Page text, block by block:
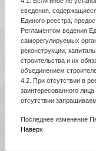
сведения,
Единого реестра,
Регламентом ведения
саморегулируемых
реконструкции,
строительства и их
объединением
4.2. При отсутствии в
заинтересованного
отсутствии
Последнее изменение
Наверх